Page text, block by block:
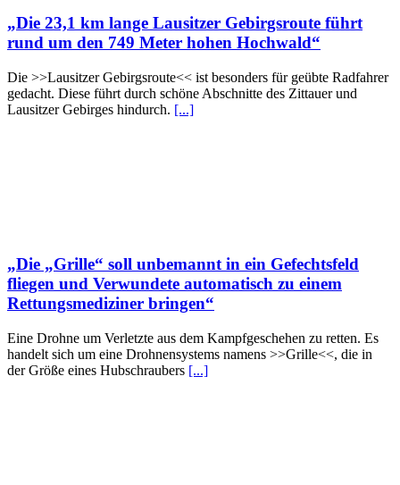
„Die 23,1 km lange Lausitzer Gebirgsroute führt
rund um den 749 Meter hohen Hochwald“
Die >>Lausitzer Gebirgsroute<< ist besonders für geübte Radfahrer
gedacht. Diese führt durch schöne Abschnitte des Zittauer und
Lausitzer Gebirges hindurch. [...]
„Die „Grille“ soll unbemannt in ein Gefechtsfeld
fliegen und Verwundete automatisch zu einem
Rettungsmediziner bringen“
Eine Drohne um Verletzte aus dem Kampfgeschehen zu retten. Es
handelt sich um eine Drohnensystems namens >>Grille<<, die in
der Größe eines Hubschraubers [...]